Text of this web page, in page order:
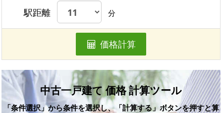
駅距離 分
価格計算
中古一戸建て 価格 計算ツール
「条件選択」から条件を選択し、「計算する」ボタンを押すと算